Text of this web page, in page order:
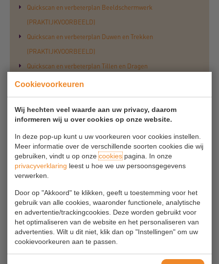
Cookievoorkeuren
Wij hechten veel waarde aan uw privacy, daarom
informeren wij u over cookies op onze website.
In deze pop-up kunt u uw voorkeuren voor cookies instellen.
Meer informatie over de verschillende soorten cookies die wij
gebruiken, vindt u op onzecookiespagina. In onze
privacyverklaring leest u hoe we uw persoonsgegevens
verwerken.
Door op "Akkoord" te klikken, geeft u toestemming voor het
gebruik van alle cookies, waaronder functionele, analytische
en advertentie/trackingcookies. Deze worden gebruikt voor
het optimaliseren van de website en het personaliseren van
advertenties. Wilt u dit niet, klik dan op "Instellingen" om uw
cookievoorkeuren aan te passen.
Quickscan en verbeterplan Beeldschermwerk
(PRAKTIJKVOORBEELD)
Quickscan en verbeterplan Duwen en Trekken
(PRAKTIJKVOORBEELD)
Quickscan en verbeterplan Tillen en Dragen
(PRAKTIJKVOORBEELD)
Quickscan en verbeterplan Werkhouding (statische belasting)
(PRAKTIJKVOORBEELD)
Quickscan en verbeterplan vaak herhaalde handelingen
(repeterend werk) (PRAKTIJKVOORBEELD)
Veilige magazijninrichting
Veilig transporteren
Bedrijfshulpverlening en Calamiteiten
Staand werk: hulpmiddelen die het